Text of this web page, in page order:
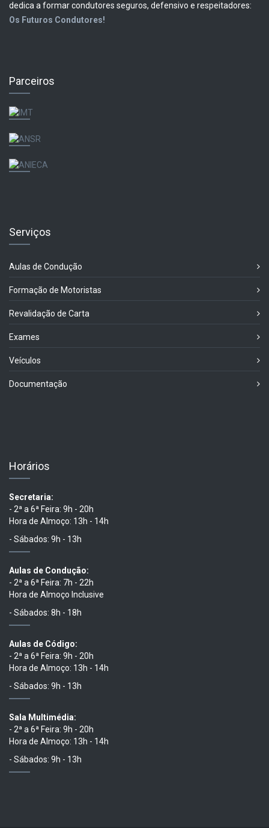
dedica a formar condutores seguros, defensivo e respeitadores:
Os Futuros Condutores!
Parceiros
Serviços
Aulas de Condução
Formação de Motoristas
Revalidação de Carta
Exames
Veículos
Documentação
Horários
Secretaria:
- 2ª a 6ª Feira: 9h - 20h
Hora de Almoço: 13h - 14h
- Sábados: 9h - 13h
Aulas de Condução:
- 2ª a 6ª Feira: 7h - 22h
Hora de Almoço Inclusive
- Sábados: 8h - 18h
Aulas de Código:
- 2ª a 6ª Feira: 9h - 20h
Hora de Almoço: 13h - 14h
- Sábados: 9h - 13h
Sala Multimédia:
- 2ª a 6ª Feira: 9h - 20h
Hora de Almoço: 13h - 14h
- Sábados: 9h - 13h